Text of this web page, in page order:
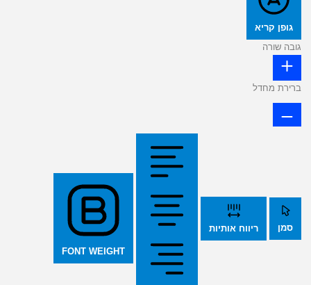
גופן קריא
גובה שורה
ברירת מחדל
סמן ריווח אותיות
FONT WEIGHT